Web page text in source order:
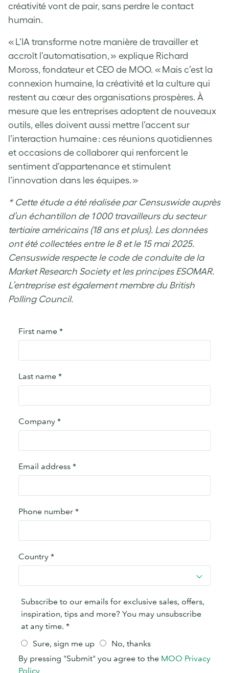
créativité vont de pair, sans perdre le contact
humain.
« L’IA transforme notre manière de travailler et
accroît l’automatisation, » explique Richard
Moross, fondateur et CEO de MOO. « Mais c’est la
connexion humaine, la créativité et la culture qui
restent au cœur des organisations prospères. À
mesure que les entreprises adoptent de nouveaux
outils, elles doivent aussi mettre l’accent sur
l’interaction humaine : ces réunions quotidiennes
et occasions de collaborer qui renforcent le
sentiment d’appartenance et stimulent
l’innovation dans les équipes. »
* Cette étude a été réalisée par Censuswide auprès
d’un échantillon de 1 000 travailleurs du secteur
tertiaire américains (18 ans et plus). Les données
ont été collectées entre le 8 et le 15 mai 2025.
Censuswide respecte le code de conduite de la
Market Research Society et les principes ESOMAR.
L’entreprise est également membre du British
Polling Council.